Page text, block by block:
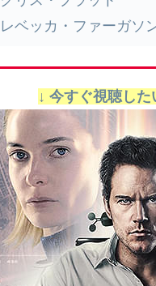
レベッカ・ファーガソ
↓ 今すぐ視聴した